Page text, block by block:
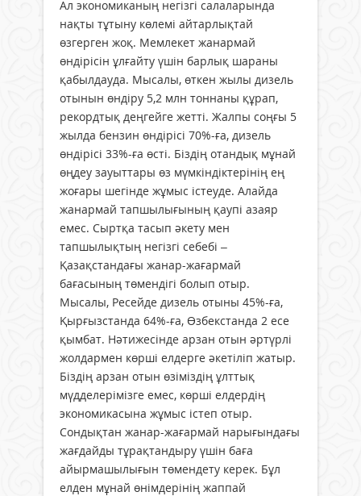
Ал экономиканың негізгі салаларында
нақты тұтыну көлемі айтарлықтай
өзгерген жоқ. Мемлекет жанармай
өндірісін ұлғайту үшін барлық шараны
қабылдауда. Мысалы, өткен жылы дизель
отынын өндіру 5,2 млн тоннаны құрап,
рекордтық деңгейге жетті. Жалпы соңғы 5
жылда бензин өндірісі 70%-ға, дизель
өндірісі 33%-ға өсті. Біздің отандық мұнай
өңдеу зауыттары өз мүмкіндіктерінің ең
жоғары шегінде жұмыс істеуде. Алайда
жанармай тапшылығының қаупі азаяр
емес. Сыртқа тасып әкету мен
тапшылықтың негізгі себебі –
Қазақстандағы жанар-жағармай
бағасының төмендігі болып отыр.
Мысалы, Ресейде дизель отыны 45%-ға,
Қырғызстанда 64%-ға, Өзбекстанда 2 есе
қымбат. Нәтижесінде арзан отын әртүрлі
жолдармен көрші елдерге әкетіліп жатыр.
Біздің арзан отын өзіміздің ұлттық
мүдделерімізге емес, көрші елдердің
экономикасына жұмыс істеп отыр.
Сондықтан жанар-жағармай нарығындағы
жағдайды тұрақтандыру үшін баға
айырмашылығын төмендету керек. Бұл
елден мұнай өнімдерінің жаппай